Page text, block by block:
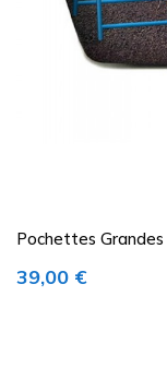
Pochettes Grandes
Prix
39,00 €